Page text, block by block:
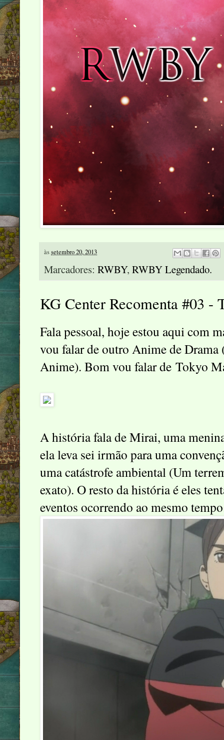
àssetembro 20, 2013
Marcadores: RWBY, RWBY Legendado.
KG Center Recomenta #03 -
Fala pessoal, hoje estou aqui com
vou falar de outro Anime de Drama
Anime). Bom vou falar de Tokyo
A história fala de Mirai, uma
ela leva sei irmão para uma
uma catástrofe ambiental (Um
exato). O resto da história é eles
eventos ocorrendo ao mesmo